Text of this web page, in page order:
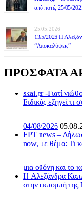
από ποτέ; 25/05/
25.05.2026
13/5/2026 Η
“Αποκαλύψεις”
ΠΡΟΣΦΑΤΑ
skai.gr -Γιατί
Ειδικός εξηγεί τι
04/08/2026
ΕΡΤ news –
now, με θέμα: Τι
μια οθόνη και το
H Αλεξάνδρα
στην εκπομπή της